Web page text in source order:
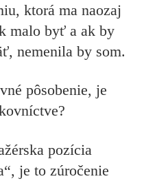
ktorá ma naozaj
malo byť a ak by
nemenila by som.
pôsobenie, je
pozícia
je to zúročenie